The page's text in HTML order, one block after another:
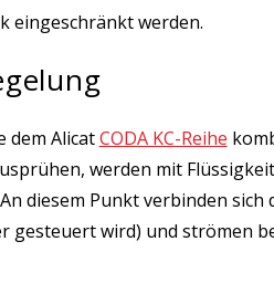
eingeschränkt werden.
dem AlicatCODA KC-Reihe
werden mit
diesem Punkt verbinden
wird) und strömen